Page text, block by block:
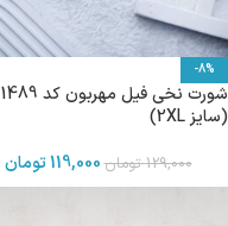
-8%
شورت نخی فیل مهربون کد 1489
(سایز 2XL)
129,000 تومان119,000تومان